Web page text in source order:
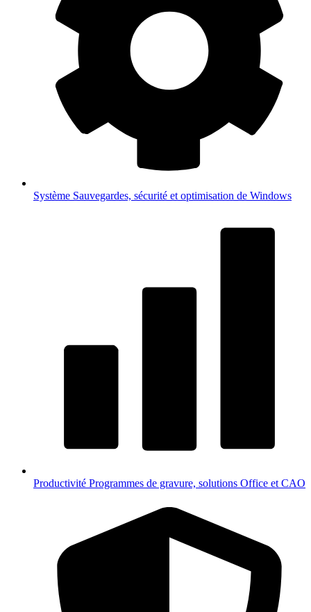
Système Sauvegardes, sécurité et optimisation de Windows
Productivité Programmes de gravure, solutions Office et CAO